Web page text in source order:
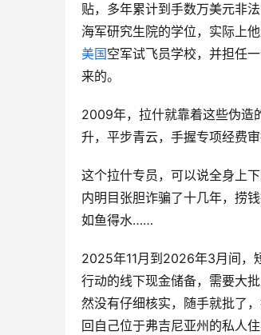
贴，多年累计到手数万美元非
海军研究生院的学位，实际上
美国空军试飞员学校，并担任
来的。
2009年，拉什就靠着这些伪造
升，平步青云，手握专项经费
这个拉什专员，可以说全身上
内明目张胆诈骗了十几年，捞
如鱼得水……
2025年11月到2026年3月间，
行动的线下现金储备，需要大
然没有仔细核实，随手就批了
回自己位于弗吉尼亚州的私人